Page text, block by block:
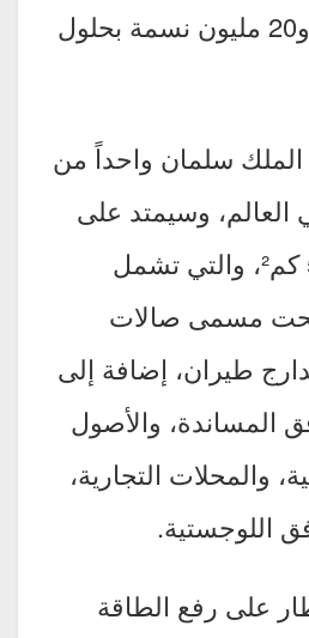
إلى ما يتراوح 15 و20 مليون نسمة بحلول
سلمان واحداً من
العالم، وسيمتد على
مساحة تقارب 57 كم²، والتي تشمل
تحت مسمى صالات
خالد، و6 مدارج طيران، إضافة إلى
المساندة، والأصول
والمحلات التجارية،
اللوجستية.
على رفع الطاقة